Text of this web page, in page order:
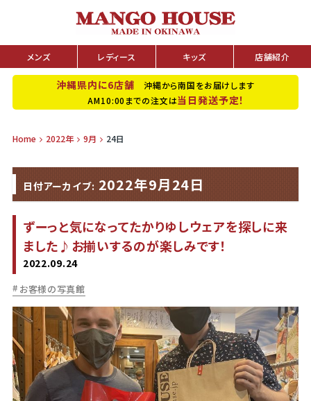
メンズ レディース キッズ 店舗紹介
沖縄県内に6店舗 沖縄から南国をお届けします
AM10:00までの注文は当日発送予定！
Home 2022年 9月 24日
日付アーカイブ: 2022年9月24日
ずーっと気になってたかりゆしウェアを探しに来
ました♪お揃いするのが楽しみです！
2022.09.24
お客様の写真館